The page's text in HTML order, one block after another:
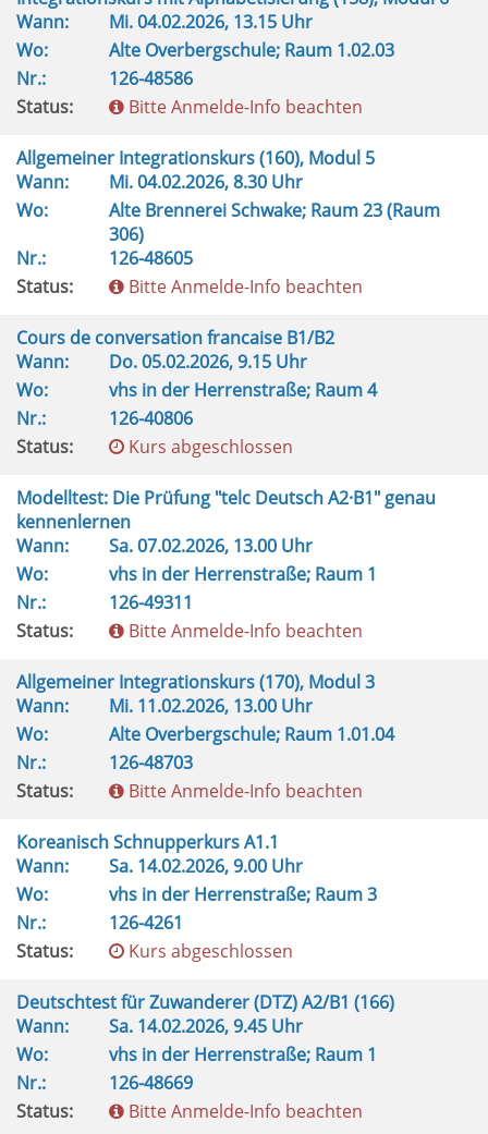
Wann:
Mi.04.02.2026, 13.15 Uhr
Wo:
Alte Overbergschule; Raum 1.02.03
Nr.:
126-48586
Status:
Bitte Anmelde-Info beachten
Allgemeiner Integrationskurs (160), Modul 5
Wann:
Mi.04.02.2026, 8.30 Uhr
Wo:
Alte Brennerei Schwake; Raum 23 (Raum
306)
Nr.:
126-48605
Status:
Bitte Anmelde-Info beachten
Cours de conversation francaise B1/B2
Wann:
Do.05.02.2026, 9.15 Uhr
Wo:
vhs in der Herrenstraße; Raum 4
Nr.:
126-40806
Status:
Kurs abgeschlossen
Modelltest: Die Prüfung "telc Deutsch A2·B1" genau
kennenlernen
Wann:
Sa.07.02.2026, 13.00 Uhr
Wo:
vhs in der Herrenstraße; Raum 1
Nr.:
126-49311
Status:
Bitte Anmelde-Info beachten
Allgemeiner Integrationskurs (170), Modul 3
Wann:
Mi. 11.02.2026, 13.00 Uhr
Wo:
Alte Overbergschule; Raum 1.01.04
Nr.:
126-48703
Status:
Bitte Anmelde-Info beachten
Koreanisch Schnupperkurs A1.1
Wann:
Sa. 14.02.2026, 9.00 Uhr
Wo:
vhs in der Herrenstraße; Raum 3
Nr.:
126-4261
Status:
Kurs abgeschlossen
Deutschtest für Zuwanderer (DTZ) A2/B1 (166)
Wann:
Sa. 14.02.2026, 9.45 Uhr
Wo:
vhs in der Herrenstraße; Raum 1
Nr.:
126-48669
Status:
Bitte Anmelde-Info beachten